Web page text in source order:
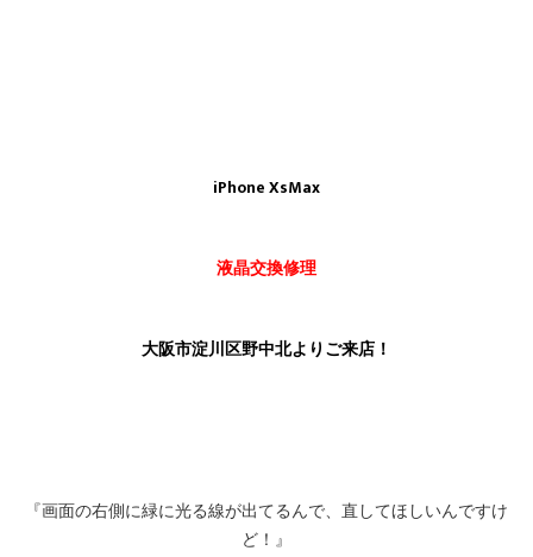
iPhone XsMax
液晶交換修理
大阪市淀川区野中北よりご来店！
『画面の右側に緑に光る線が出てるんで、直してほしいんですけ
ど！』